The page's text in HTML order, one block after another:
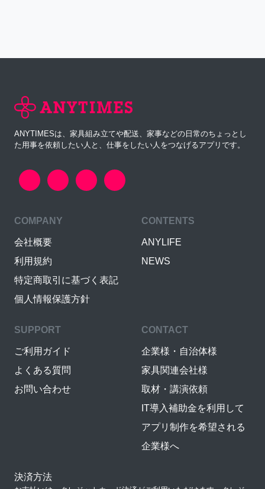
ANYTIMESは、家具組み立てや配送、家事などの日常のちょっとし
た用事を依頼したい人と、仕事をしたい人をつなげるアプリです。
COMPANY
会社概要
利用規約
特定商取引に基づく表記
個人情報保護方針
CONTENTS
ANYLIFE
NEWS
SUPPORT
ご利用ガイド
よくある質問
お問い合わせ
CONTACT
企業様・自治体様
家具関連会社様
取材・講演依頼
IT導入補助金を利用して
アプリ制作を希望される
企業様へ
決済方法